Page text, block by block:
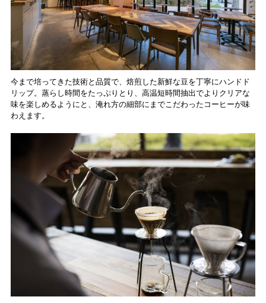
今まで培ってきた技術と品質で、焙煎した新鮮な豆を丁寧にハンドド
リップ。蒸らし時間をたっぷりとり、高温短時間抽出でよりクリアな
味を楽しめるようにと、淹れ方の細部にまでこだわったコーヒーが味
わえます。